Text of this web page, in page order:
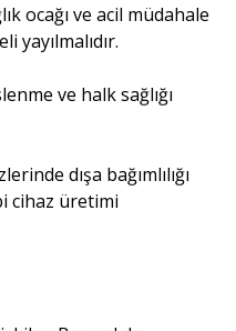
ocağı ve acil müdahale
yayılmalıdır.
ve halk sağlığı
dışa bağımlılığı
cihaz üretimi